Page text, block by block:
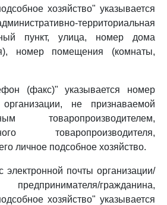
хозяйство" указывается
территориальная
пункт, улица, номер дома
номер помещения (комнаты,
(факс)" указывается номер
не признаваемой
товаропроизводителем,
товаропроизводителя,
личное подсобное хозяйство.
электронной почты организации/
гражданина,
хозяйство" указывается